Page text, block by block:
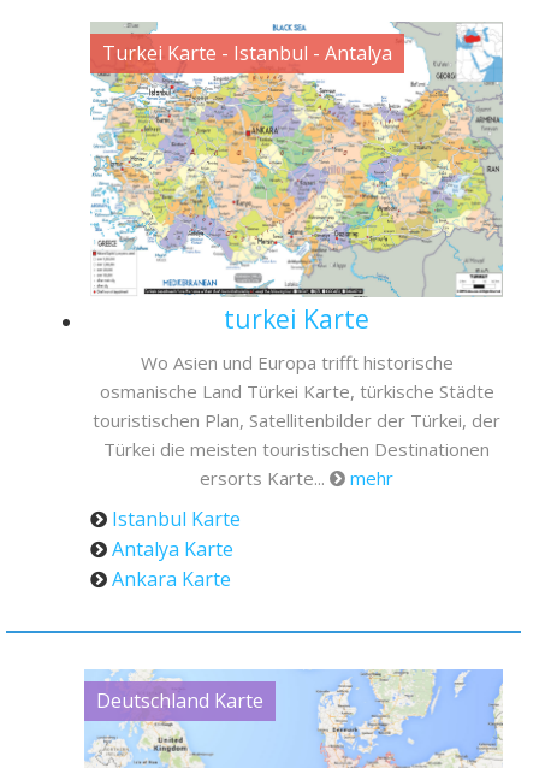
Turkei Karte - Istanbul - Antalya
turkei Karte
Wo Asien und Europa trifft historische
osmanische Land Türkei Karte, türkische Städte
touristischen Plan, Satellitenbilder der Türkei, der
Türkei die meisten touristischen Destinationen
ersorts Karte...
mehr
Istanbul Karte
Antalya Karte
Ankara Karte
Deutschland Karte